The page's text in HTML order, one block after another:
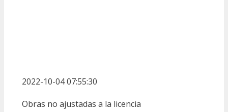
2022-10-04 07:55:30
Obras no ajustadas a la licencia